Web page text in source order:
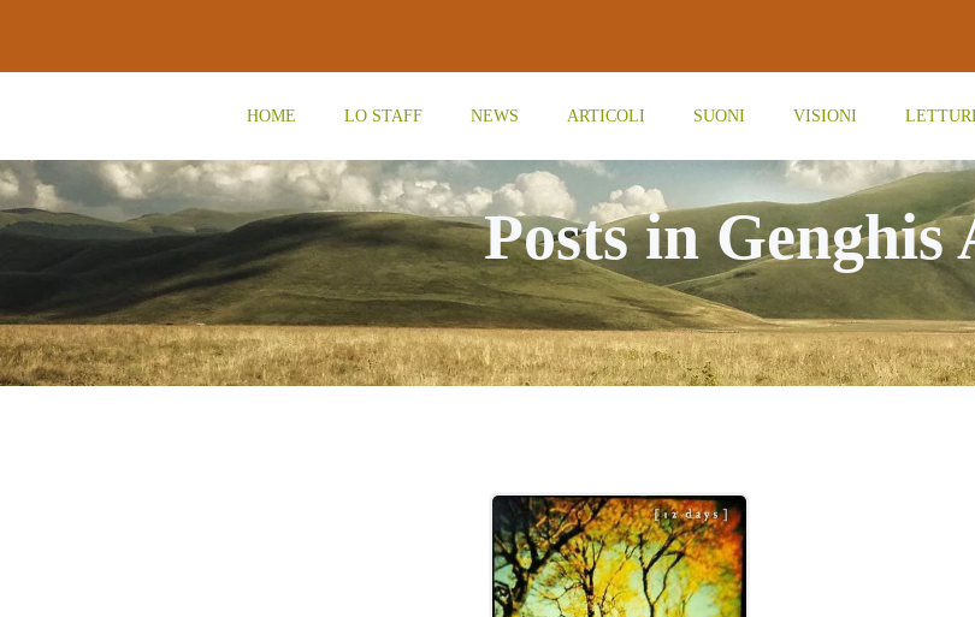
contenuto
HOME LO STAFF NEWS ARTICOLI SUONI VISIONI
Posts in Genghis